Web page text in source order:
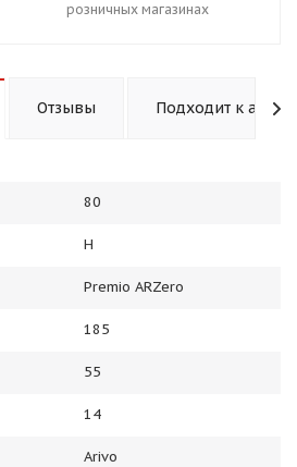
розничных магазинах
Отзывы Подходит к авто
80
H
Premio ARZero
185
55
14
Arivo